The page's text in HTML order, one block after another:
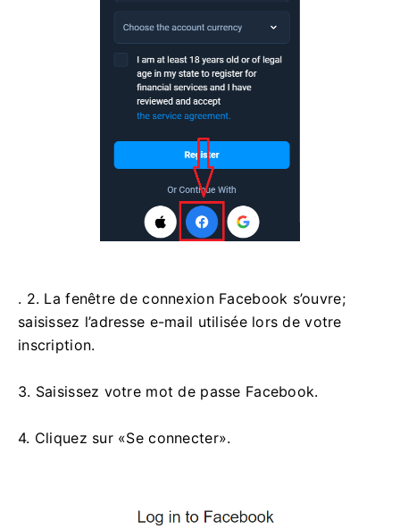
. 2. La fenêtre de connexion Facebook s’ouvre;
saisissez l’adresse e-mail utilisée lors de votre
inscription.
3. Saisissez votre mot de passe Facebook.
4. Cliquez sur «Se connecter».